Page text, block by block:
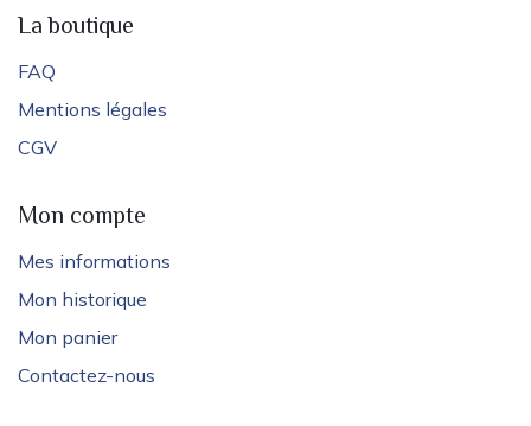
La boutique
FAQ
Mentions légales
CGV
Mon compte
Mes informations
Mon historique
Mon panier
Contactez-nous